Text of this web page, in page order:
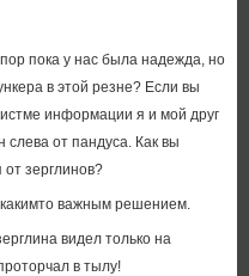
пока у нас была надежда, но
в этой резне? Если вы
информации я и мой друг
от пандуса. Как вы
зерглинов?
важным решением.
видел только на
в тылу!